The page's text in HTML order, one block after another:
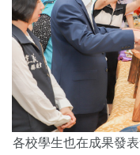
各校學生也在成果發